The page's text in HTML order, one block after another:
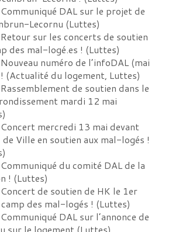
Communiqué DAL sur le projet de
Lecornu (Luttes)
Retour sur les concerts de soutien
des mal-logé.es ! (Luttes)
Nouveau numéro de l’infoDAL (mai
(Actualité du logement, Luttes)
Rassemblement de soutien dans le
mardi 12 mai
)
Concert mercredi 13 mai devant
de Ville en soutien aux mal-logés !
)
Communiqué du comité DAL de la
! (Luttes)
Concert de soutien de HK le 1er
des mal-logés ! (Luttes)
Communiqué DAL sur l’annonce de